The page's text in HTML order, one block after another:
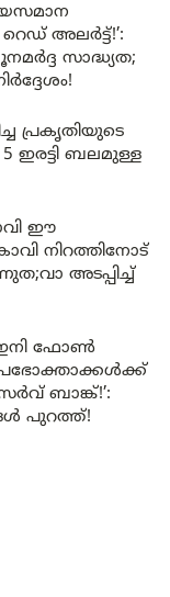
അലർട്ട്!’:
സാദ്ധ്യത;
പ്രകൃതിയുടെ
ഇരട്ടി ബലമുള്ള
ഈ
നിറത്തിനോട്
അടപ്പിച്ച്
ഫോൺ
ബാങ്ക്!’:
പുറത്ത്!